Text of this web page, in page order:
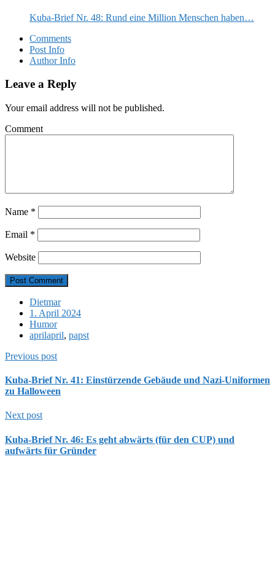
Kuba-Brief Nr. 48: Rund eine Million Menschen haben…
Comments
Post Info
Author Info
Leave a Reply
Your email address will not be published.
Comment
Name *
Email *
Website
Dietmar
1. April 2024
Humor
aprilapril, papst
Previous post
Kuba-Brief Nr. 41: Einstürzende Gebäude und Nazi-Uniformen
zu Halloween
Next post
Kuba-Brief Nr. 46: Es geht abwärts (für den CUP) und
aufwärts für Gründer